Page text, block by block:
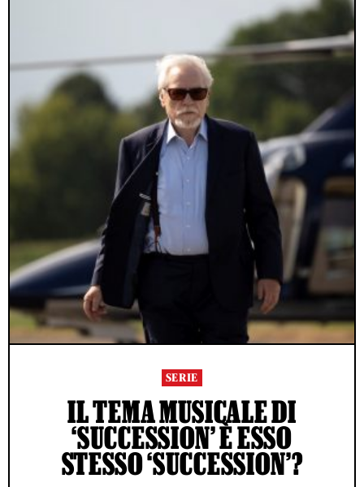
SERIE
IL TEMA MUSICALE DI
‘SUCCESSION’ È ESSO
STESSO ‘SUCCESSION’?